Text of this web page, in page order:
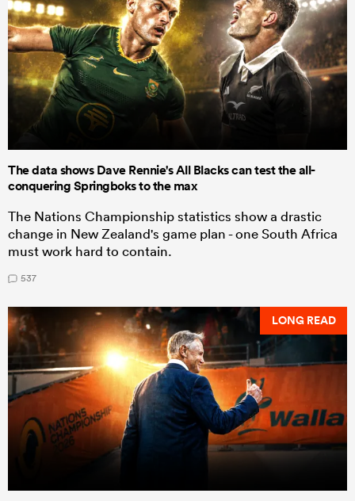
The data shows Dave Rennie's All Blacks can test the all-
conquering Springboks to the max
The Nations Championship statistics show a drastic
change in New Zealand's game plan - one South Africa
must work hard to contain.
537
LONG READ